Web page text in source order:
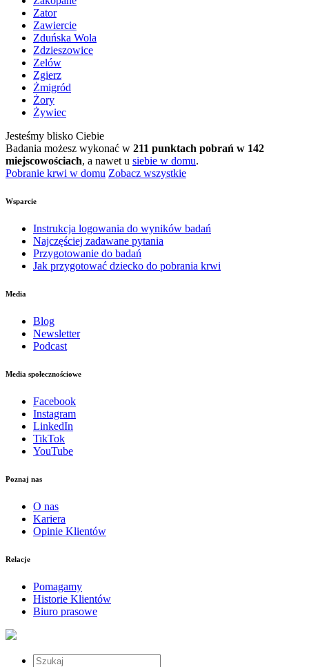
Zator
Zawiercie
Zduńska Wola
Zdzieszowice
Zelów
Zgierz
Żmigród
Żory
Żywiec
Jesteśmy blisko Ciebie
Badania możesz wykonać w 211 punktach pobrań w 142
miejscowościach, a nawet u siebie w domu.
Pobranie krwi w domu Zobacz wszystkie
Wsparcie
Instrukcja logowania do wyników badań
Najczęściej zadawane pytania
Przygotowanie do badań
Jak przygotować dziecko do pobrania krwi
Media
Blog
Newsletter
Podcast
Media społecznościowe
Facebook
Instagram
LinkedIn
TikTok
YouTube
Poznaj nas
O nas
Kariera
Opinie Klientów
Relacje
Pomagamy
Historie Klientów
Biuro prasowe